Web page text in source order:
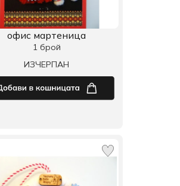
офис мартеница
1 брой
ИЗЧЕРПАН